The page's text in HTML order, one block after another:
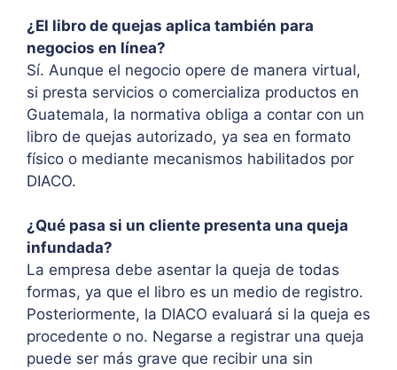
¿El libro de quejas aplica también para
negocios en línea?
Sí. Aunque el negocio opere de manera virtual,
si presta servicios o comercializa productos en
Guatemala, la normativa obliga a contar con un
libro de quejas autorizado, ya sea en formato
físico o mediante mecanismos habilitados por
DIACO.
¿Qué pasa si un cliente presenta una queja
infundada?
La empresa debe asentar la queja de todas
formas, ya que el libro es un medio de registro.
Posteriormente, la DIACO evaluará si la queja es
procedente o no. Negarse a registrar una queja
puede ser más grave que recibir una sin